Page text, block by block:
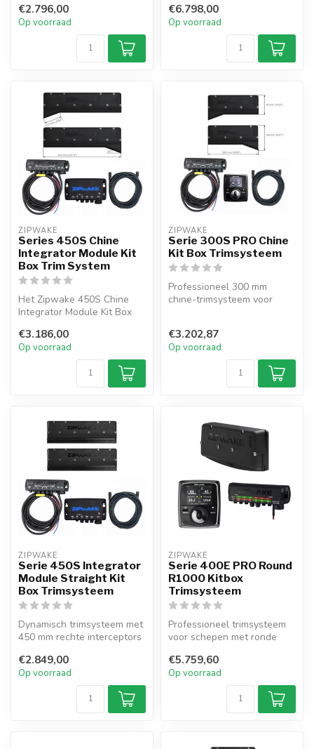
Autom...
€2.796,00
Op voorraad
30 m. GPS ...
€6.798,00
Op voorraad
ZIPWAKE
Series 450S Chine
Integrator Module Kit
Box Trim System
Het Zipwake 450S Chine
Integrator Module Kit Box
dynamisch sy...
€3.186,00
Op voorraad
ZIPWAKE
Serie 300S PRO Chine
Kit Box Trimsysteem
Professioneel 300 mm
chine-trimsysteem voor
€3.202,87
Op voorraad
ZIPWAKE
Serie 450S Integrator
Module Straight Kit
Box Trimsysteem
Dynamisch trimsysteem met
450 mm rechte interceptors
€2.849,00
Op voorraad
ZIPWAKE
Serie 400E PRO Round
R1000 Kitbox
Trimsysteem
Professioneel trimsysteem
voor schepen met ronde
servo’...
€5.759,60
Op voorraad